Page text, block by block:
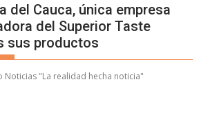
del Cauca, única empresa
del Superior Taste
sus productos
Noticias "La realidad hecha noticia"